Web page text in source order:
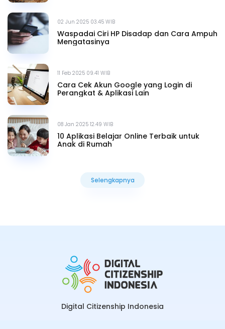
02 Jun 2025 03.45 WIB
Waspadai Ciri HP Disadap dan Cara Ampuh
Mengatasinya
11 Feb 2025 09.41 WIB
Cara Cek Akun Google yang Login di
Perangkat & Aplikasi Lain
08 Jan 2025 12.49 WIB
10 Aplikasi Belajar Online Terbaik untuk
Anak di Rumah
Selengkapnya
Digital Citizenship Indonesia